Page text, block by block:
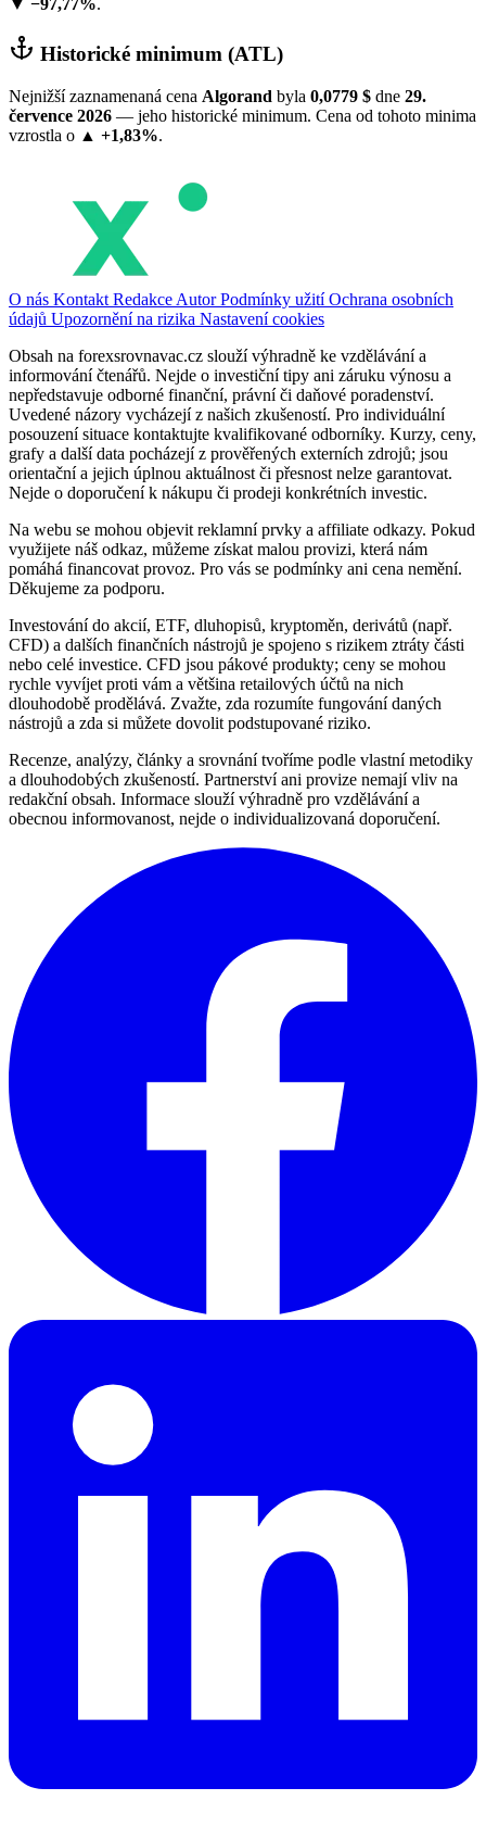
▼ −97,77%.
Historické minimum (ATL)
Nejnižší zaznamenaná cena Algorand byla 0,0779 $ dne 29.
července 2026 — jeho historické minimum. Cena od tohoto minima
vzrostla o ▲ +1,83%.
O nás Kontakt Redakce AutorPodmínky užitíOchrana osobních
údajů Upozornění na rizika Nastavení cookies
Obsah na forexsrovnavac.cz slouží výhradně ke vzdělávání a
informování čtenářů. Nejde o investiční tipy ani záruku výnosu a
nepředstavuje odborné finanční, právní či daňové poradenství.
Uvedené názory vycházejí z našich zkušeností. Pro individuální
posouzení situace kontaktujte kvalifikované odborníky. Kurzy, ceny,
grafy a další data pocházejí z prověřených externích zdrojů; jsou
orientační a jejich úplnou aktuálnost či přesnost nelze garantovat.
Nejde o doporučení k nákupu či prodeji konkrétních investic.
Na webu se mohou objevit reklamní prvky a affiliate odkazy. Pokud
využijete náš odkaz, můžeme získat malou provizi, která nám
pomáhá financovat provoz. Pro vás se podmínky ani cena nemění.
Děkujeme za podporu.
Investování do akcií, ETF, dluhopisů, kryptoměn, derivátů (např.
CFD) a dalších finančních nástrojů je spojeno s rizikem ztráty části
nebo celé investice. CFD jsou pákové produkty; ceny se mohou
rychle vyvíjet proti vám a většina retailových účtů na nich
dlouhodobě prodělává. Zvažte, zda rozumíte fungování daných
nástrojů a zda si můžete dovolit podstupované riziko.
Recenze, analýzy, články a srovnání tvoříme podle vlastní metodiky
a dlouhodobých zkušeností. Partnerství ani provize nemají vliv na
redakční obsah. Informace slouží výhradně pro vzdělávání a
obecnou informovanost, nejde o individualizovaná doporučení.